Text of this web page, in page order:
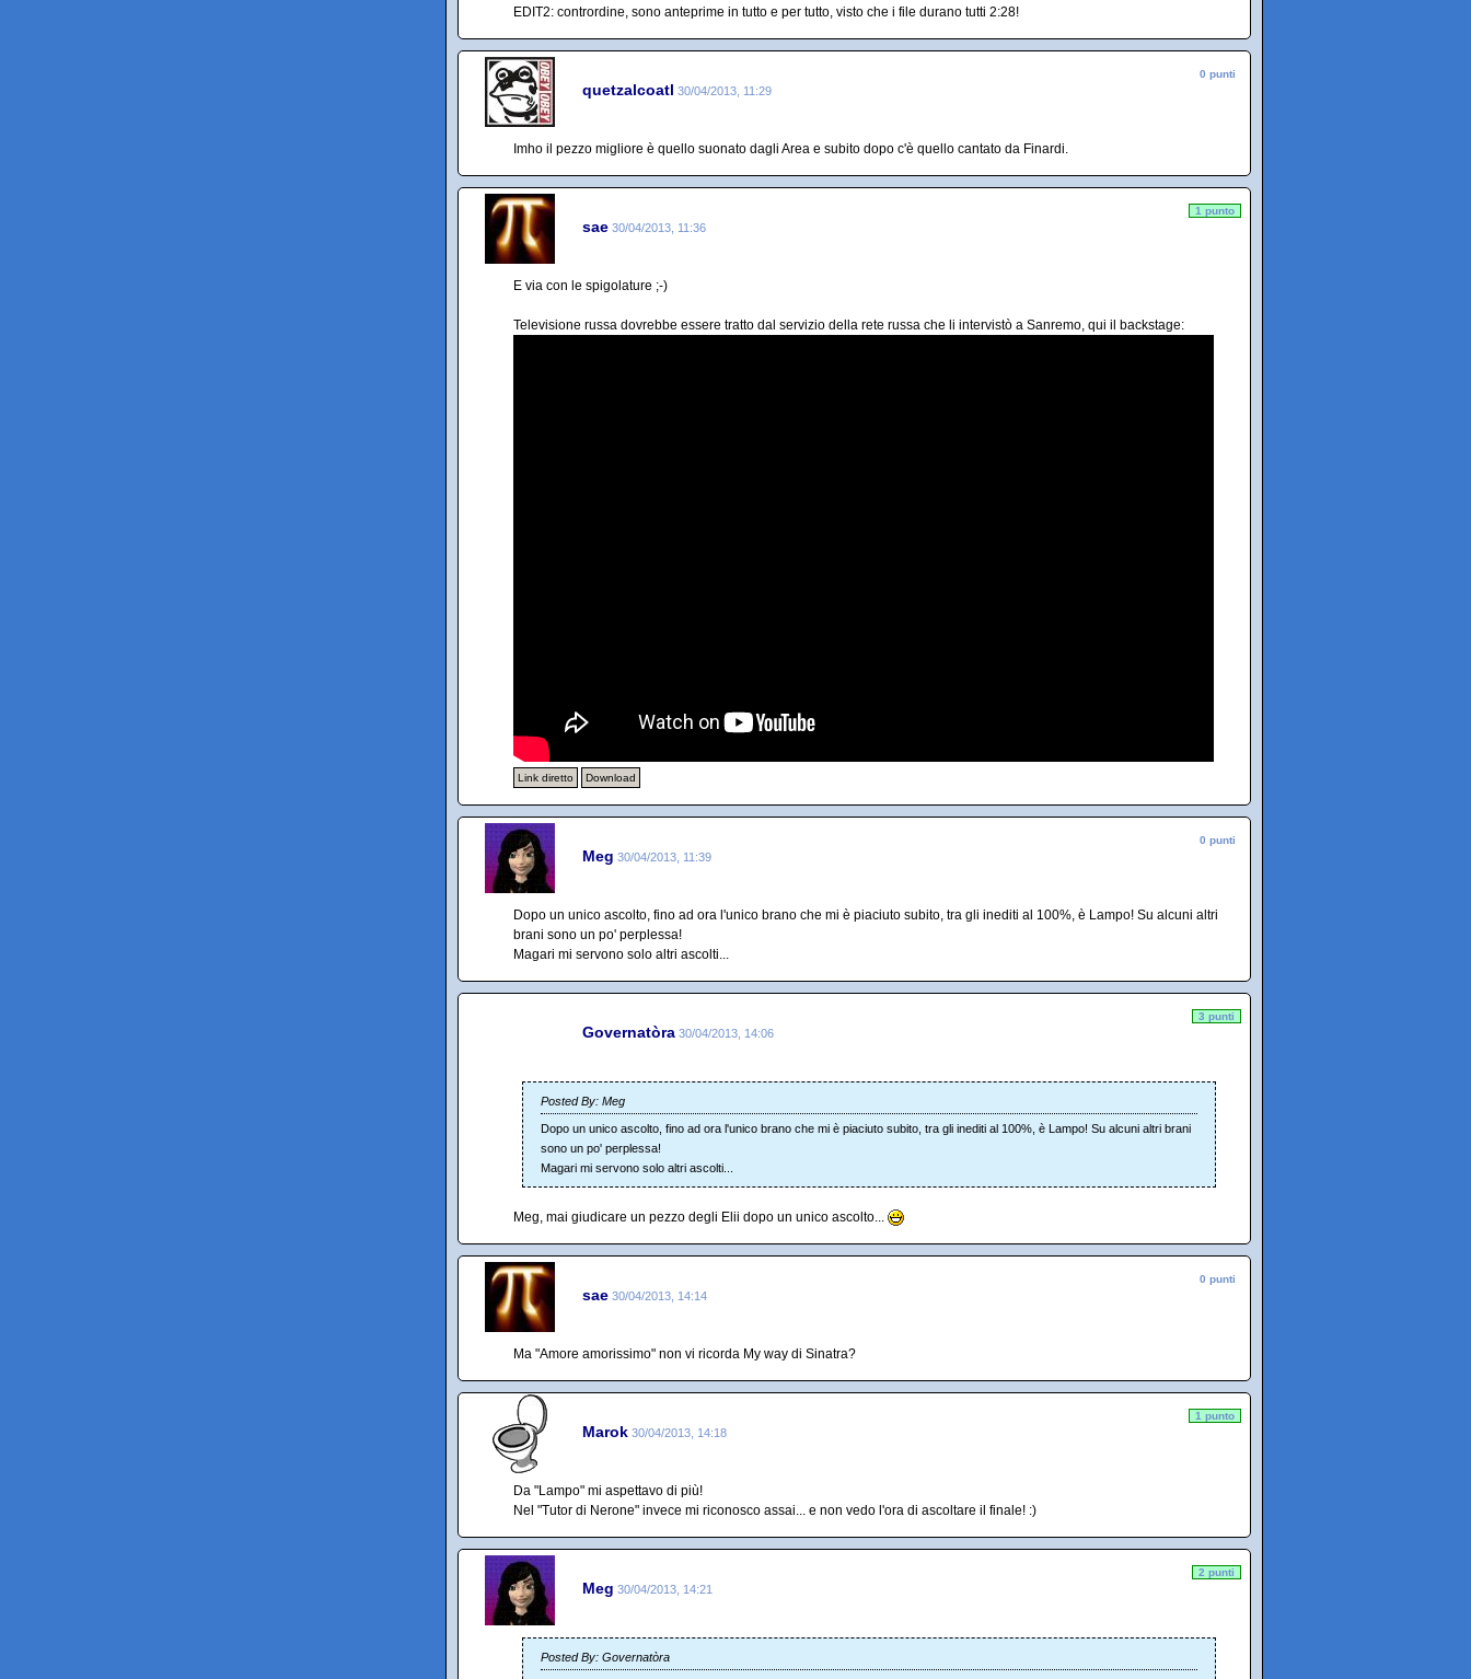
EDIT2: contrordine, sono anteprime in tutto e per tutto, visto che i file durano tutti 2:28!
quetzalcoatl 30/04/2013, 11:29
0 punti
Imho il pezzo migliore è quello suonato dagli Area e subito dopo c'è quello cantato da Finardi.
sae 30/04/2013, 11:36
1 punto
E via con le spigolature ;-)
Televisione russa dovrebbe essere tratto dal servizio della rete russa che li intervistò a Sanremo, qui il backstage:
Link diretto Download
Meg 30/04/2013, 11:39
0 punti
Dopo un unico ascolto, fino ad ora l'unico brano che mi è piaciuto subito, tra gli inediti al 100%, è Lampo! Su alcuni altri
brani sono un po' perplessa!
Magari mi servono solo altri ascolti...
Governatòra 30/04/2013, 14:06
3 punti
Posted By: Meg
Dopo un unico ascolto, fino ad ora l'unico brano che mi è piaciuto subito, tra gli inediti al 100%, è Lampo! Su alcuni altri brani
sono un po' perplessa!
Magari mi servono solo altri ascolti...
Meg, mai giudicare un pezzo degli Elii dopo un unico ascolto...
sae 30/04/2013, 14:14
0 punti
Ma "Amore amorissimo" non vi ricorda My way di Sinatra?
Marok 30/04/2013, 14:18
1 punto
Da "Lampo" mi aspettavo di più!
Nel "Tutor di Nerone" invece mi riconosco assai... e non vedo l'ora di ascoltare il finale! :)
Meg 30/04/2013, 14:21
2 punti
Posted By: Governatòra